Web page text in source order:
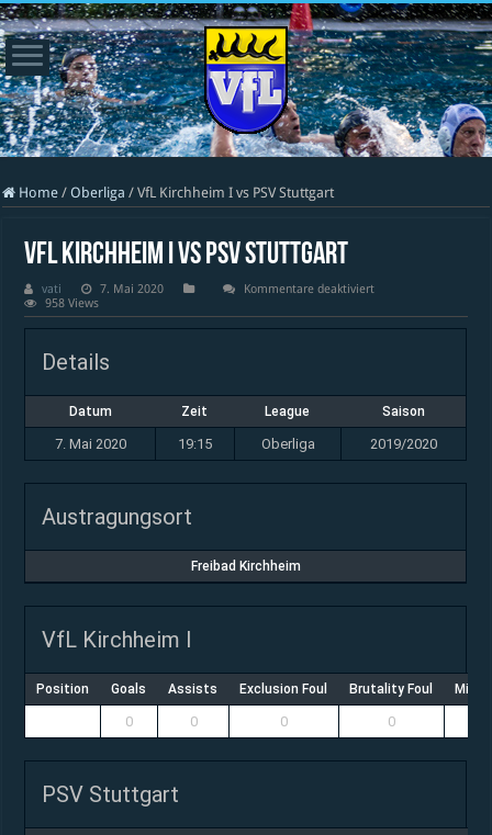
Home / Oberliga / VfL Kirchheim I vs PSV Stuttgart
VfL Kirchheim I vs PSV Stuttgart
vati 7. Mai 2020 Kommentare deaktiviertfür
Kirchheim
I
958 Views
Details
Datum Zeit League Saison
7. Mai 2020 19:15 Oberliga 2019/2020
Austragungsort
Freibad Kirchheim
VfL Kirchheim I
Position Goals Assists Exclusion Foul Brutality Foul
0 0 0 0
PSV Stuttgart